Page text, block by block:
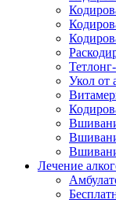
Укол от
Лечение